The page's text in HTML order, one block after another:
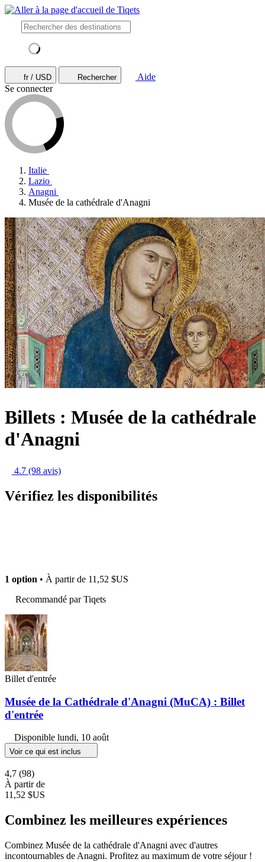
fr / USD Rechercher
Aide
Se connecter
Italie
Lazio
Anagni
Musée de la cathédrale d'Anagni
Billets : Musée de la cathédrale
d'Anagni
4.7 (98 avis)
Vérifiez les disponibilités
1 option • À partir de 11,52 $US
Recommandé par Tiqets
Billet d'entrée
Musée de la Cathédrale d'Anagni (MuCA) : Billet
d'entrée
Disponible lundi, 10 août
Voir ce qui est inclus
4,7 (98)
À partir de
11,52 $US
Combinez les meilleures expériences
Combinez Musée de la cathédrale d'Anagni avec d'autres
incontournables de Anagni. Profitez au maximum de votre séjour !